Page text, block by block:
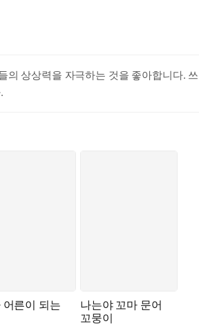
상상력을 자극하는 것을 좋아합니다.
어른이 되는
나는야 꼬마 문어
꼬뭉이